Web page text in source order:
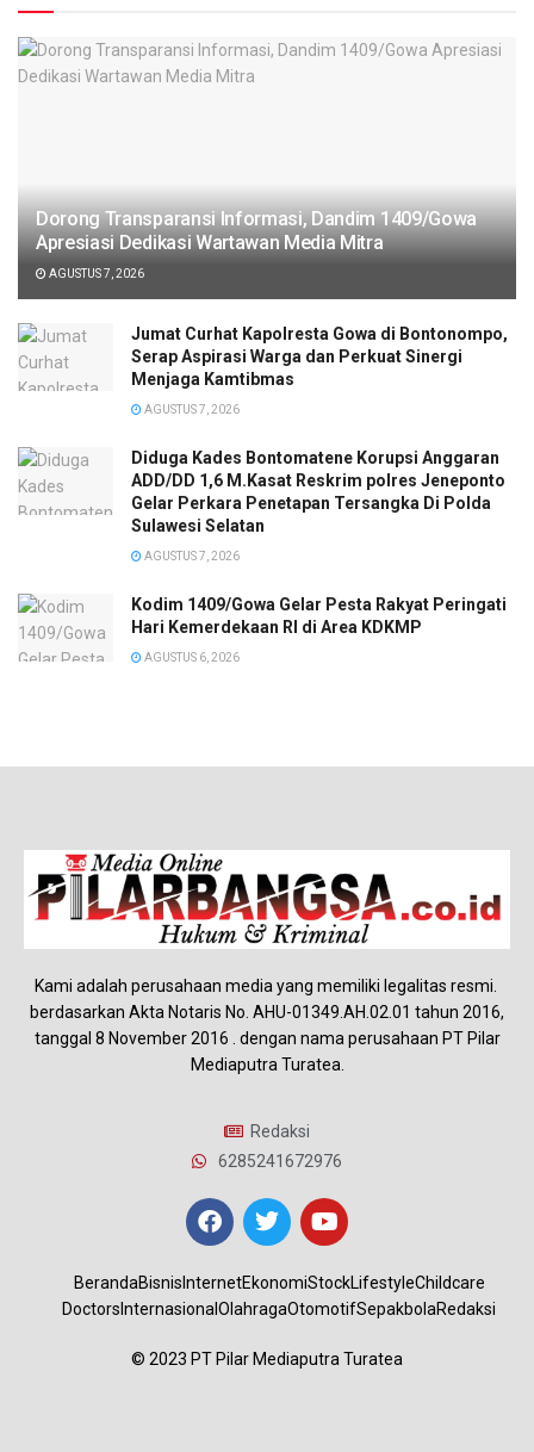
Dorong Transparansi Informasi, Dandim 1409/Gowa
Apresiasi Dedikasi Wartawan Media Mitra
AGUSTUS 7, 2026
Jumat Curhat Kapolresta Gowa di Bontonompo,
Serap Aspirasi Warga dan Perkuat Sinergi
Menjaga Kamtibmas
AGUSTUS 7, 2026
Diduga Kades Bontomatene Korupsi Anggaran
ADD/DD 1,6 M.Kasat Reskrim polres Jeneponto
Gelar Perkara Penetapan Tersangka Di Polda
Sulawesi Selatan
AGUSTUS 7, 2026
Kodim 1409/Gowa Gelar Pesta Rakyat Peringati
Hari Kemerdekaan RI di Area KDKMP
AGUSTUS 6, 2026
Kami adalah perusahaan media yang memiliki legalitas resmi.
berdasarkan Akta Notaris No. AHU-01349.AH.02.01 tahun 2016,
tanggal 8 November 2016 . dengan nama perusahaan PT Pilar
Mediaputra Turatea.
Redaksi
6285241672976
BerandaBisnis InternetEkonomiStockLifestyleChildcare
Doctors InternasionalOlahragaOtomotifSepakbolaRedaksi
© 2023 PT Pilar Mediaputra Turatea